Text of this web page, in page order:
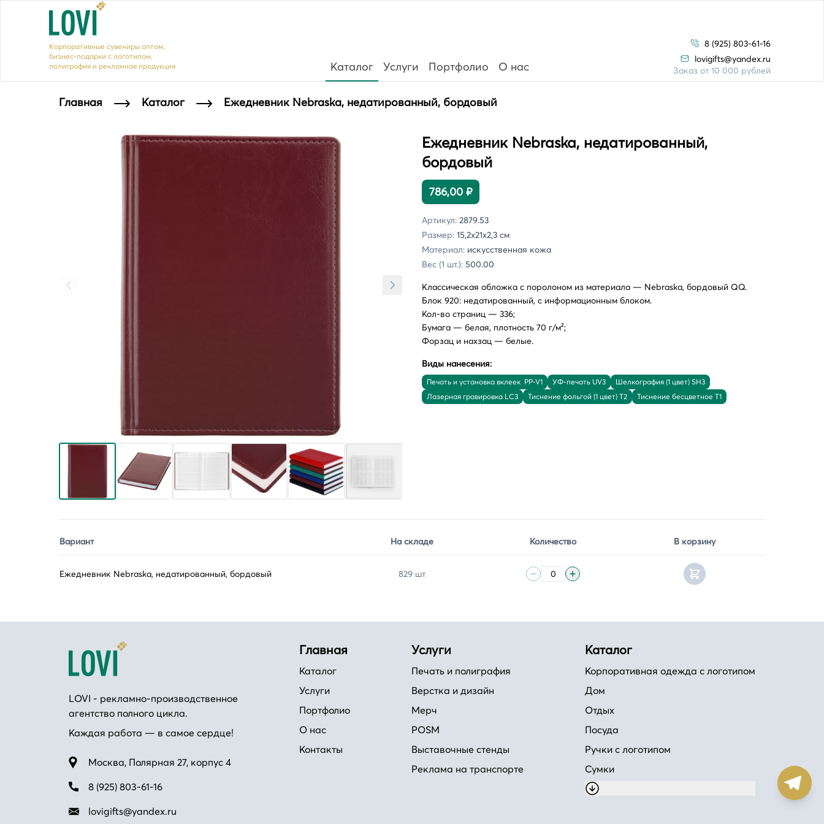
Корпоративные сувениры оптом,
бизнес-подарки с логотипом,
полиграфия и рекламная продукция
Каталог Услуги Портфолио О нас
8 (925) 803-61-16
lovigifts@yandex.ru
Заказ от 10 000 рублей
Главная Каталог Ежедневник Nebraska, недатированный, бордовый
Ежедневник Nebraska, недатированный,
бордовый
786,00 ₽
Артикул: 2879.53
Размер: 15,2х21х2,3 см
Материал: искусственная кожа
Вес (1 шт.): 500.00
Классическая обложка с поролоном из материала — Nebraska, бордовый QQ.
Блок 920: недатированный, с информационным блоком.
Кол-во страниц — 336;
Бумага — белая, плотность 70 г/м²;
Форзац и нахзац — белые.
Виды нанесения:
Печать и установка вклеек PP-V1 УФ-печать UV3
Шелкография (1 цвет) SH3
Лазерная гравировка LC3
Тиснение фольгой (1 цвет) T2 Тиснение бесцветное T1
Вариант На складе Количество В корзину
Ежедневник Nebraska, недатированный, бордовый 829 шт
LOVI - рекламно-производственное
агентство полного цикла.
Каждая работа — в самое сердце!
Москва, Полярная 27, корпус 4
8 (925) 803-61-16
lovigifts@yandex.ru
Главная
Каталог
Услуги
Портфолио
О нас
Контакты
Услуги
Печать и полиграфия
Верстка и дизайн
Мерч
POSM
Выставочные стенды
Реклама на транспорте
Каталог
Корпоративная одежда с логотипом
Дом
Отдых
Посуда
Ручки с логотипом
Сумки